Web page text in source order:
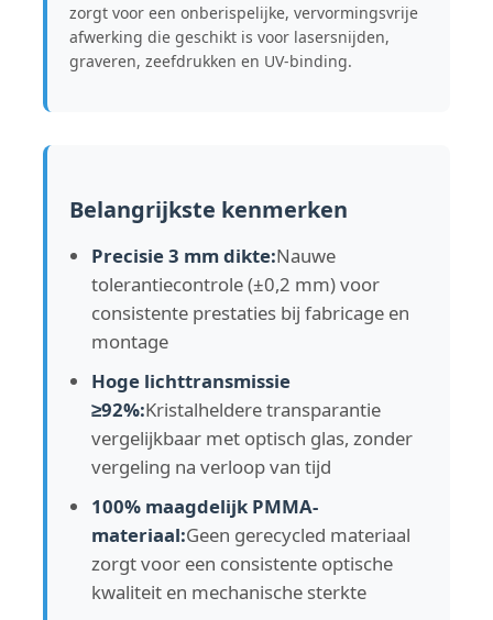
Blog
Vraag een offerte aan
verticale installatie
Kleur acrylplaat
Acryl opslagdoos
acrylvertoningsdoos
Spiegel Acrylplaat
Acrylisch gevriesd vel
zorgt voor een onberispelijke, vervormingsvrije
afwerking die geschikt is voor lasersnijden,
graveren, zeefdrukken en UV-binding.
Belangrijkste kenmerken
Precisie 3 mm dikte:Nauwe
tolerantiecontrole (±0,2 mm) voor
consistente prestaties bij fabricage en
montage
Hoge lichttransmissie
≥92%:Kristalheldere transparantie
vergelijkbaar met optisch glas, zonder
vergeling na verloop van tijd
100% maagdelijk PMMA-
materiaal:Geen gerecycled materiaal
zorgt voor een consistente optische
kwaliteit en mechanische sterkte